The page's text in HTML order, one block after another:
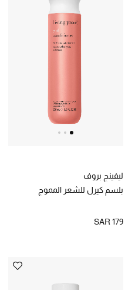
ليفينج بروف
بلسم كيرل للشعر المموج
SAR 179